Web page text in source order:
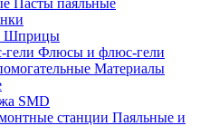
Пасты паяльные
Шприцы
Флюсы и флюс-гели
Материалы
SMD
Паяльные и